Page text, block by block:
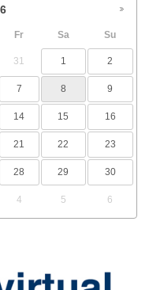
Fr Sa Su
31 1 2
7 8 9
14 15 16
21 22 23
28 29 30
4 5 6